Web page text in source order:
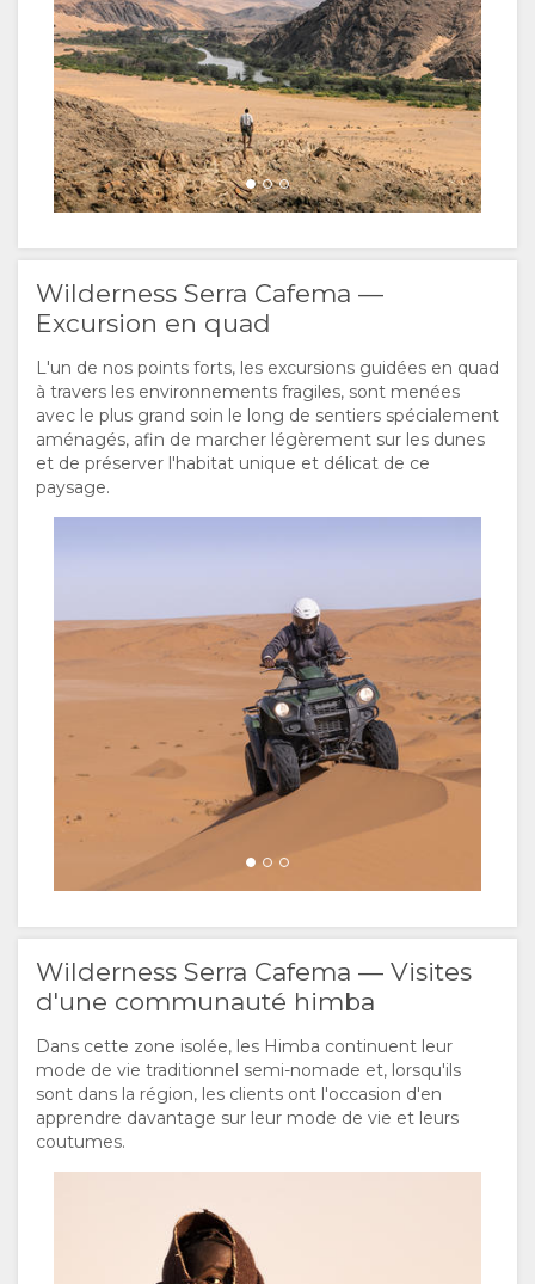
Wilderness Serra Cafema —
Excursion en quad
L'un de nos points forts, les excursions guidées en quad
à travers les environnements fragiles, sont menées
avec le plus grand soin le long de sentiers spécialement
aménagés, afin de marcher légèrement sur les dunes
et de préserver l'habitat unique et délicat de ce
paysage.
Wilderness Serra Cafema — Visites
d'une communauté himba
Dans cette zone isolée, les Himba continuent leur
mode de vie traditionnel semi-nomade et, lorsqu'ils
sont dans la région, les clients ont l'occasion d'en
apprendre davantage sur leur mode de vie et leurs
coutumes.